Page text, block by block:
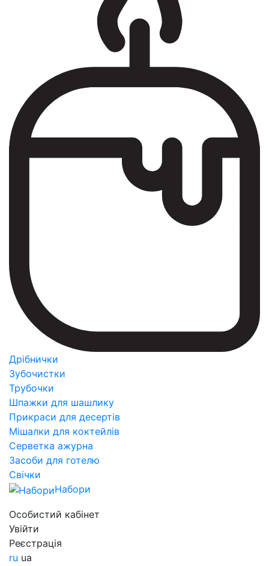
Дрібнички
Зубочистки
Трубочки
Шпажки для шашлику
Прикраси для десертів
Мішалки для коктейлів
Серветка ажурна
Засоби для готелю
Свічки
Набори
Особистий кабінет
Увійти
Реєстрація
ru ua